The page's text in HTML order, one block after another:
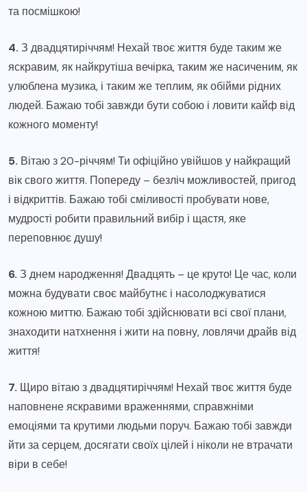
та посмішкою!
4. З двадцятиріччям! Нехай твоє життя буде таким же
яскравим, як найкрутіша вечірка, таким же насиченим, як
улюблена музика, і таким же теплим, як обійми рідних
людей. Бажаю тобі завжди бути собою і ловити кайф від
кожного моменту!
5. Вітаю з 20-річчям! Ти офіційно увійшов у найкращий
вік свого життя. Попереду – безліч можливостей, пригод
і відкриттів. Бажаю тобі сміливості пробувати нове,
мудрості робити правильний вибір і щастя, яке
переповнює душу!
6. З днем народження! Двадцять – це круто! Це час, коли
можна будувати своє майбутнє і насолоджуватися
кожною миттю. Бажаю тобі здійснювати всі свої плани,
знаходити натхнення і жити на повну, ловлячи драйв від
життя!
7. Щиро вітаю з двадцятиріччям! Нехай твоє життя буде
наповнене яскравими враженнями, справжніми
емоціями та крутими людьми поруч. Бажаю тобі завжди
йти за серцем, досягати своїх цілей і ніколи не втрачати
віри в себе!